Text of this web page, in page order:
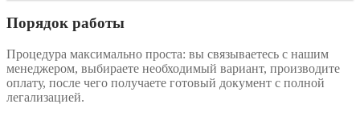
Порядок работы
Процедура максимально проста: вы связываетесь с нашим
менеджером, выбираете необходимый вариант, производите
оплату, после чего получаете готовый документ с полной
легализацией.